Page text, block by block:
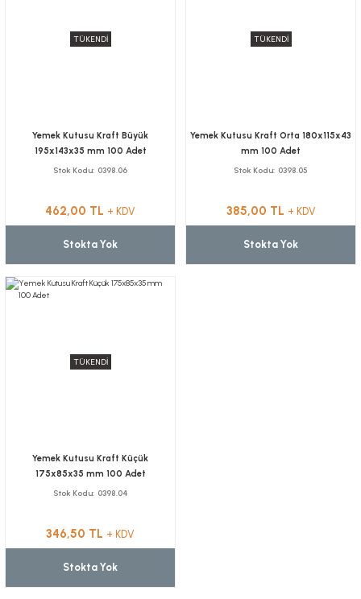
TÜKENDİ
Yemek Kutusu Kraft Büyük
195x143x35 mm 100 Adet
Stok Kodu 0398.06
462,00 TL + KDV
Stokta Yok
TÜKENDİ
Yemek Kutusu Kraft Orta 180x115x43
mm 100 Adet
Stok Kodu 0398.05
385,00 TL + KDV
Stokta Yok
TÜKENDİ
Yemek Kutusu Kraft Küçük
175x85x35 mm 100 Adet
Stok Kodu 0398.04
346,50 TL + KDV
Stokta Yok